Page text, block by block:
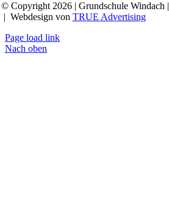
© Copyright 2026 | Grundschule Windach |
| Webdesign von TRUE Advertising
Page load link
Nach oben